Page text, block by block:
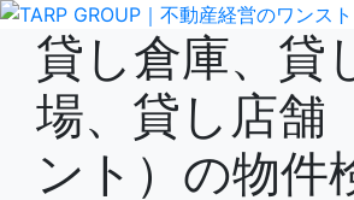
貸し倉庫、貸
場、貸し店舗
ント）の物件